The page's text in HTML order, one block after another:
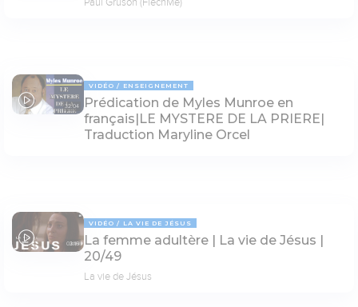
32:04
VIDÉO ENSEIGNEMENT
Prédication de Myles Munroe en
français|LE MYSTERE DE LA PRIERE|
Traduction Maryline Orcel
03:16
VIDÉO LA VIE DE JÉSUS
La femme adultère | La vie de Jésus |
20/49
La vie de Jésus